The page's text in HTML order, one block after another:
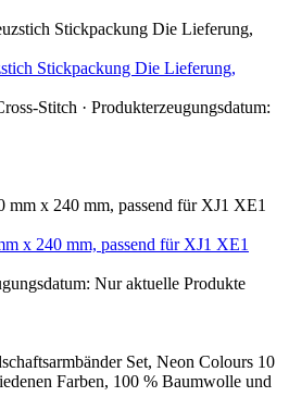
Stickpackung Die Lieferung,
Stitch · Produkterzeugungsdatum:
x 240 mm, passend für XJ1 XE1
Nur aktuelle Produkte